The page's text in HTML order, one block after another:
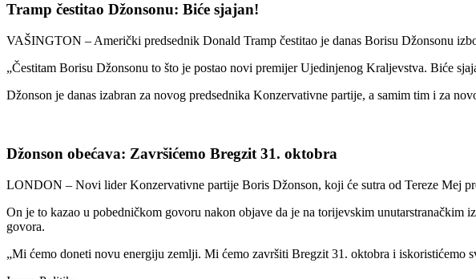
Tramp čestitao Džonsonu: Biće sjajan!
VAŠINGTON – Američki predsednik Donald Tramp čestitao je danas Borisu Džonsonu
„Čestitam Borisu Džonsonu to što je postao novi premijer Ujedinjenog Kraljevstva. Biće
Džonson je danas izabran za novog predsednika Konzervativne partije, a samim tim i za
Džonson obećava: Završićemo Bregzit 31. oktobra
LONDON – Novi lider Konzervativne partije Boris Džonson, koji će sutra od Tereze Mej
On je to kazao u pobedničkom govoru nakon objave da je na torijevskim
govora.
„Mi ćemo doneti novu energiju zemlji. Mi ćemo završiti Bregzit 31. oktobra i iskoristićemo